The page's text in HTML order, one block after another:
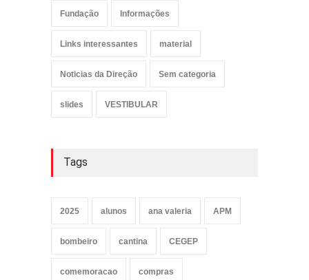
Fundação Informações
Links interessantes material
Noticias da Direção Sem categoria
slides VESTIBULAR
Tags
2025 alunos ana valeria APM
bombeiro cantina CEGEP
comemoracao compras